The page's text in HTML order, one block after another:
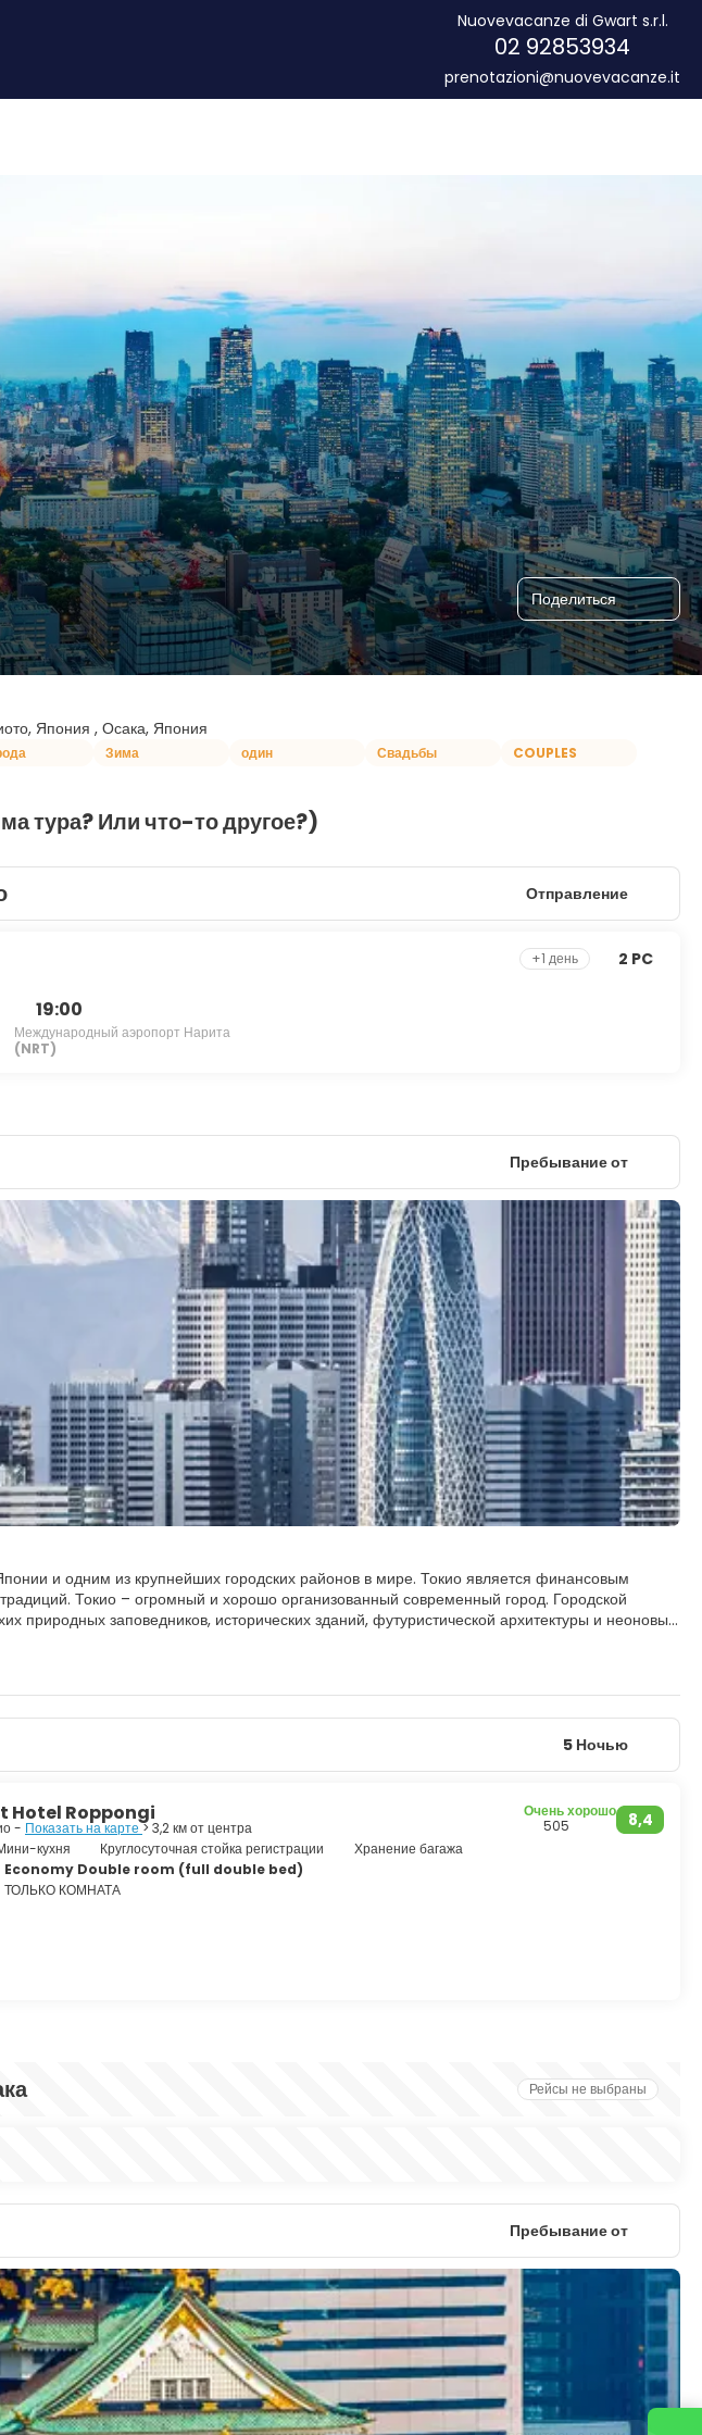
Nuovevacanze di Gwart s.r.l.
02 92853934
prenotazioni@nuovevacanze.it
Поделиться
Япония , Осака, Япония
Зима один Свадьбы COUPLES
тура? Или что-то другое?)
Отправление
19:00
Международный аэропорт Нарита
(NRT)
+1 день 2 PC
Пребывание от
и одним из крупнейших городских районов в мире. Токио является финансовым
Токио – огромный и хорошо организованный современный город. Городской
природных заповедников, исторических зданий, футуристической архитектуры и неоновых
Гиндза, рыбный рынок Цукидзи, рынок электроники Акихабара и исторический вокзал
находится район Уэно, в том числе рынок Амеёко. Идеальное место, чтобы купить
храм. Еще одной главной достопримечательностью города является святилище
город, в котором есть что-то для всех, оживленные торговые районы, знаменитая ночная
парки и удивительные пейзажи.
5 Ночью
Hotel Roppongi
- Показать на карте> 3,2 км от центра 8,4
Очень хорошо
505
кухня
Круглосуточная стойка регистрации
Хранение багажа
Economy Double room (full double bed)
ТОЛЬКО КОМНАТА
Рейсы не выбраны
Пребывание от